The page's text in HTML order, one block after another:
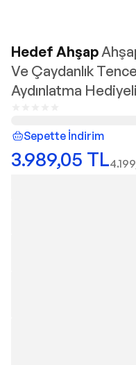
Hedef Ahşap
Ve Çaydanlık
Aydınlatma
Sepette İndirim
3.989,05 TL